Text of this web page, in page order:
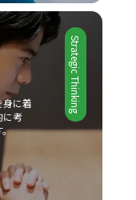
に着
に考
。
Strategic Thinking